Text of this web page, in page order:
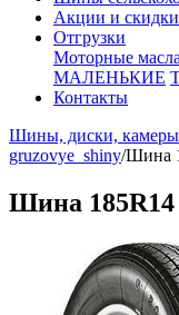
Акции и скидки
Отгрузки
Моторные масла
МАЛЕНЬКИЕ
Контакты
Шины, диски, камеры
gruzovye_shiny/Шина
Шина